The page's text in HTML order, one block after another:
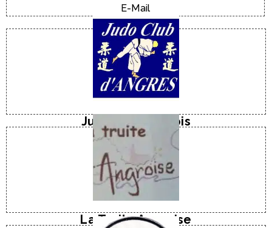
E-Mail
Judo Club Angrois
Mme DEWILDE
Tel : 06 25 52 87 41
E-mail
La Truite Angroise
M. Geoffrey REMUS
Tel : 07 87 77 33 46